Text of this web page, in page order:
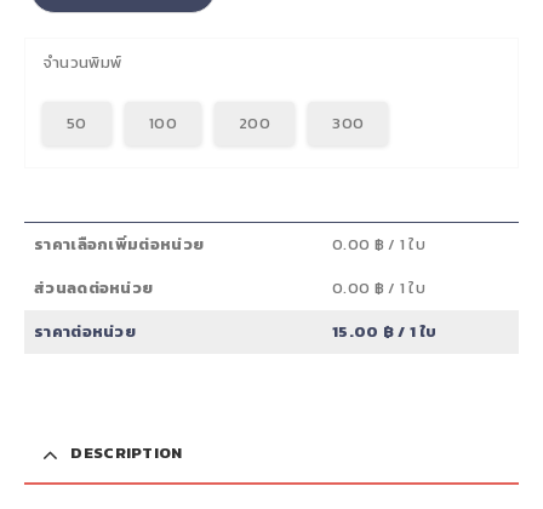
จำนวนพิมพ์
50 100 200 300
ราคาเลือกเพิ่มต่อหน่วย 0.00 ฿ / 1 ใบ
ส่วนลดต่อหน่วย
0.00 ฿ / 1 ใบ
ราคาต่อหน่วย
15.00 ฿/ 1 ใบ
DESCRIPTION